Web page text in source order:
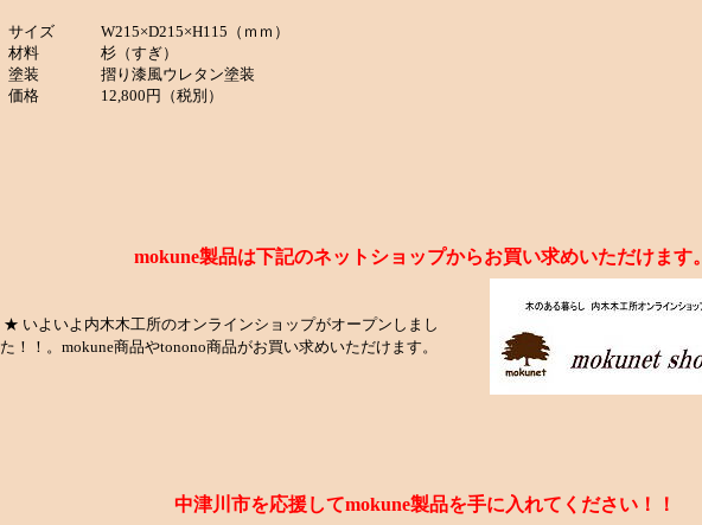
サイズ W215×D215×H115（ｍｍ）
材料 杉（すぎ）
塗装 摺り漆風ウレタン塗装
価格 12,800円（税別）
mokune製品は下記のネットショップからお買い求めいただけます。
★ いよいよ内木木工所のオンラインショップがオープンしまし
た！！。mokune商品やtonono商品がお買い求めいただけます。
中津川市を応援してmokune製品を手に入れてください！！